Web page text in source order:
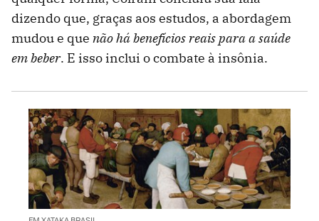
dizendo que, graças aos estudos, a abordagem
mudou e que não há benefícios reais para a saúde
em beber. E isso inclui o combate à insônia.